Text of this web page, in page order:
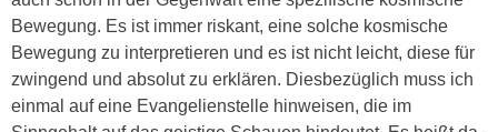
Bewegung. Es ist immer riskant, eine solche kosmische
Bewegung zu interpretieren und es ist nicht leicht, diese für
zwingend und absolut zu erklären. Diesbezüglich muss ich
einmal auf eine Evangelienstelle hinweisen, die im